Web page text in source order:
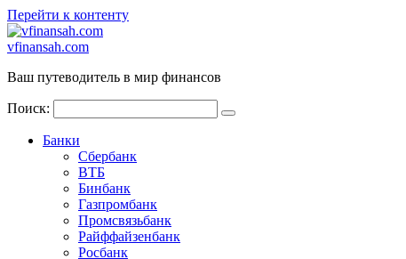
Перейти к контенту
vfinansah.com
Ваш путеводитель в мир финансов
Поиск:
Банки
Сбербанк
ВТБ
Бинбанк
Газпромбанк
Промсвязьбанк
Райффайзенбанк
Росбанк